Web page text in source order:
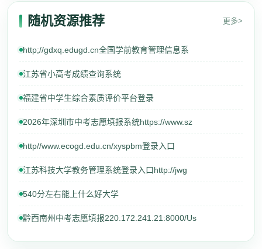
随机资源推荐 更多>
http;//gdxq.edugd.cn全国学前教育管理信息系
江苏省小高考成绩查询系统
福建省中学生综合素质评价平台登录
2026年深圳市中考志愿填报系统https://www.sz
http//www.ecogd.edu.cn/xyspbm登录入口
江苏科技大学教务管理系统登录入口http://jwg
540分左右能上什么好大学
黔西南州中考志愿填报220.172.241.21:8000/Us